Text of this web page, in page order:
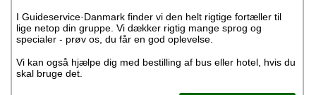
I Guideservice·Danmark finder vi den helt rigtige fortæller til
lige netop din gruppe. Vi dækker rigtig mange sprog og
specialer - prøv os, du får en god oplevelse.
Vi kan også hjælpe dig med bestilling af bus eller hotel, hvis du
skal bruge det.